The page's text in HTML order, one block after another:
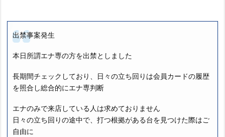
出禁事案発生
本日所謂エナ専の方を出禁としました
長期間チェックしており、日々の立ち回りは会員カードの履歴
を照合し総合的にエナ専判断
エナのみで来店している人は求めておりません
日々の立ち回りの途中で、打つ根拠がある台を見つけた際はご
自由に